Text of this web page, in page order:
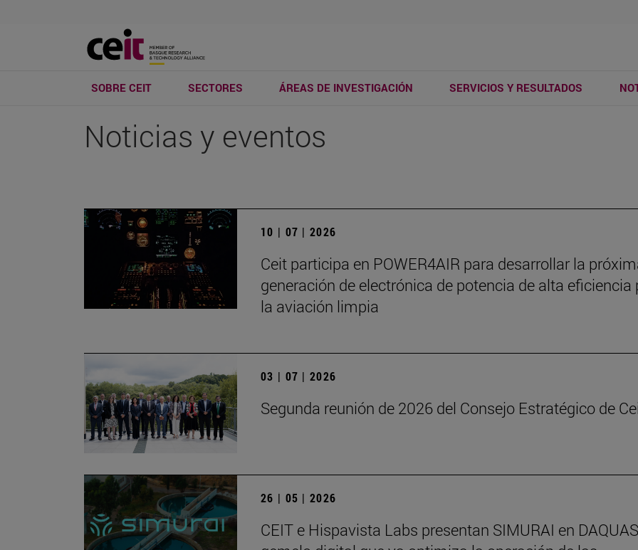
SOBRE CEIT SECTORES ÁREAS DE INVESTIGACIÓN SERVICIOS Y RESULTADOS
Noticias y eventos
10 | 07 | 2026
Ceit participa en POWER4AIR para desarrollar la
generación de electrónica de potencia de alta eficiencia
la aviación limpia
03 | 07 | 2026
Segunda reunión de 2026 del Consejo Estratégico de
26 | 05 | 2026
CEIT e Hispavista Labs presentan SIMURAI en